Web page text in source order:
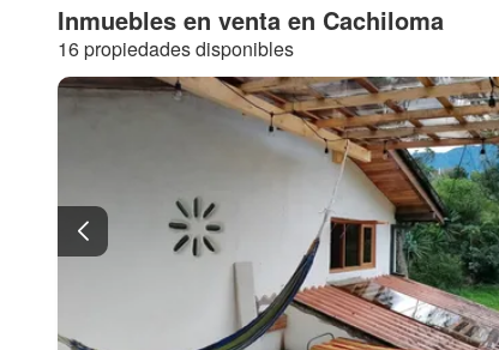
Inmuebles en venta en Cachiloma
16 propiedades disponibles